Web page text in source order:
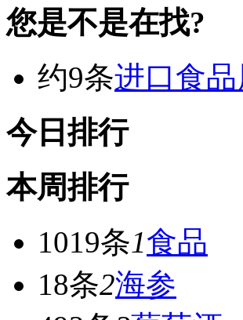
您是不是在找?
约9条进口食品
今日排行
本周排行
1019条1食品
18条2海参